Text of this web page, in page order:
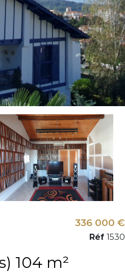
Duplex 3 pièce(s) 2 chambre(s) 104 m²
336 000 €
Réf 1530